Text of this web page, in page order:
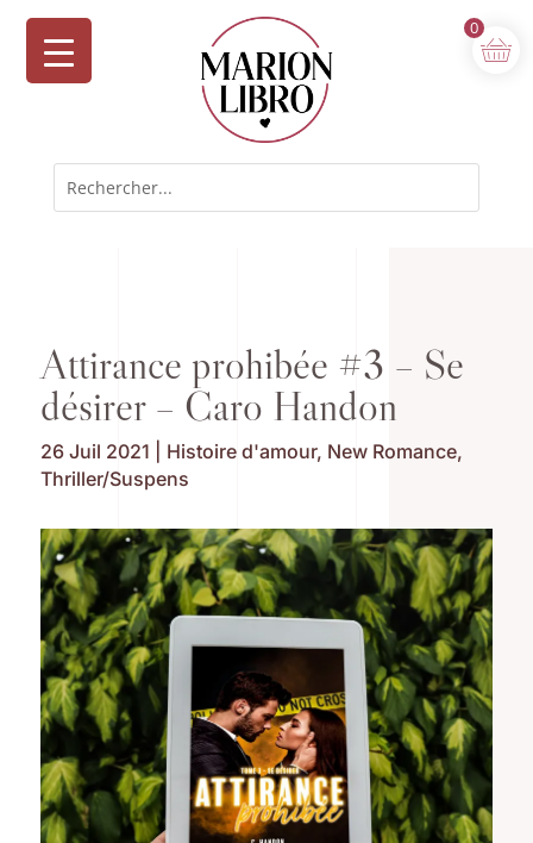
Attirance prohibée #3 – Se
désirer – Caro Handon
26 Juil 2021 Histoire d'amour, New Romance,
Thriller/Suspens
0